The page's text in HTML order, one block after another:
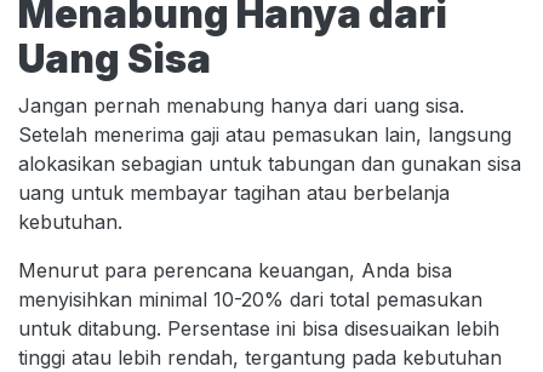
Menabung Hanya dari
Uang Sisa
Jangan pernah menabung hanya dari uang sisa.
Setelah menerima gaji atau pemasukan lain, langsung
alokasikan sebagian untuk tabungan dan gunakan sisa
uang untuk membayar tagihan atau berbelanja
kebutuhan.
Menurut para perencana keuangan, Anda bisa
menyisihkan minimal 10-20% dari total pemasukan
untuk ditabung. Persentase ini bisa disesuaikan lebih
tinggi atau lebih rendah, tergantung pada kebutuhan